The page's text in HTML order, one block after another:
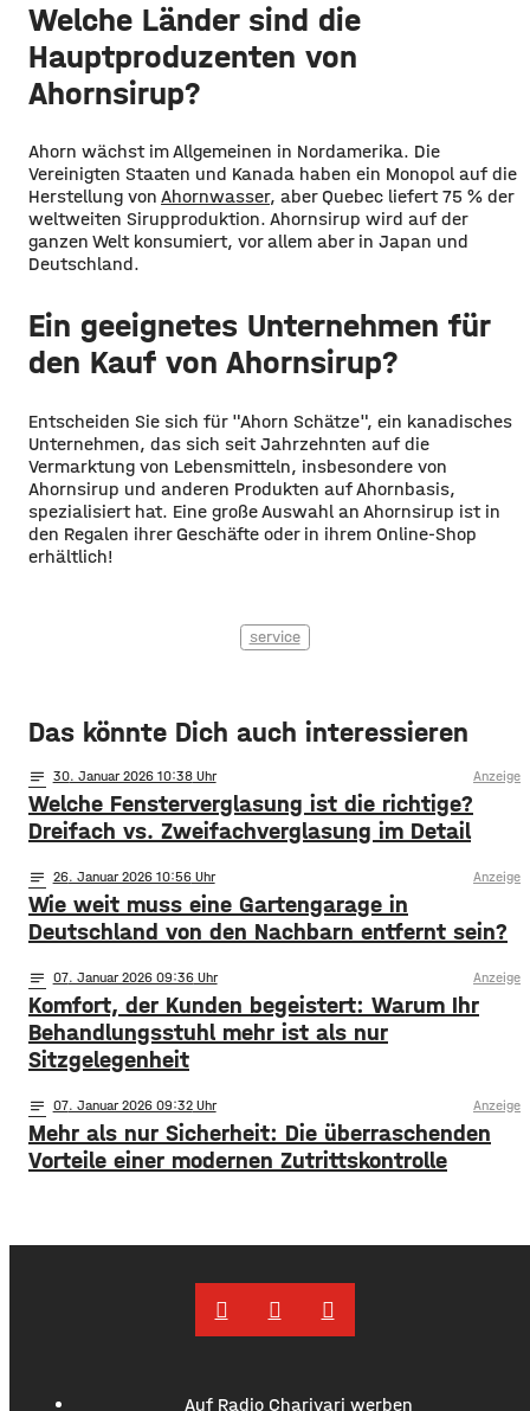
Welche Länder sind die
Hauptproduzenten von
Ahornsirup?
Ahorn wächst im Allgemeinen in Nordamerika. Die
Vereinigten Staaten und Kanada haben ein Monopol auf die
Herstellung von Ahornwasser, aber Quebec liefert 75 % der
weltweiten Sirupproduktion. Ahornsirup wird auf der
ganzen Welt konsumiert, vor allem aber in Japan und
Deutschland.
Ein geeignetes Unternehmen für
den Kauf von Ahornsirup?
Entscheiden Sie sich für "Ahorn Schätze", ein kanadisches
Unternehmen, das sich seit Jahrzehnten auf die
Vermarktung von Lebensmitteln, insbesondere von
Ahornsirup und anderen Produkten auf Ahornbasis,
spezialisiert hat. Eine große Auswahl an Ahornsirup ist in
den Regalen ihrer Geschäfte oder in ihrem Online-Shop
erhältlich!
service
Das könnte Dich auch interessieren
notes 30. Januar 2026 10:38 Anzeige
Welche Fensterverglasung ist die richtige?
Dreifach vs. Zweifachverglasung im Detail
notes 26. Januar 2026 10:56 Anzeige
Wie weit muss eine Gartengarage in
Deutschland von den Nachbarn entfernt sein?
notes 07. Januar 2026 09:36 Anzeige
Komfort, der Kunden begeistert: Warum Ihr
Behandlungsstuhl mehr ist als nur
Sitzgelegenheit
notes 07. Januar 2026 09:32 Anzeige
Mehr als nur Sicherheit: Die überraschenden
Vorteile einer modernen Zutrittskontrolle
Auf Radio Charivari werben